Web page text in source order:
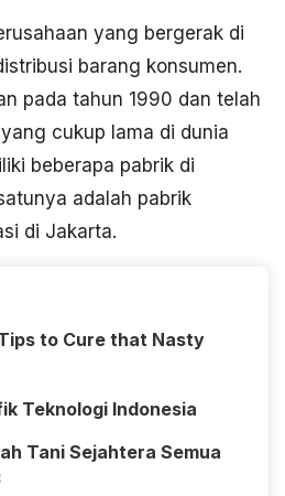
yang bergerak di
barang konsumen.
pada tahun 1990 dan telah
cukup lama di dunia
beberapa pabrik di
adalah pabrik
di Jakarta.
to Cure that Nasty
Teknologi Indonesia
Tani Sejahtera Semua